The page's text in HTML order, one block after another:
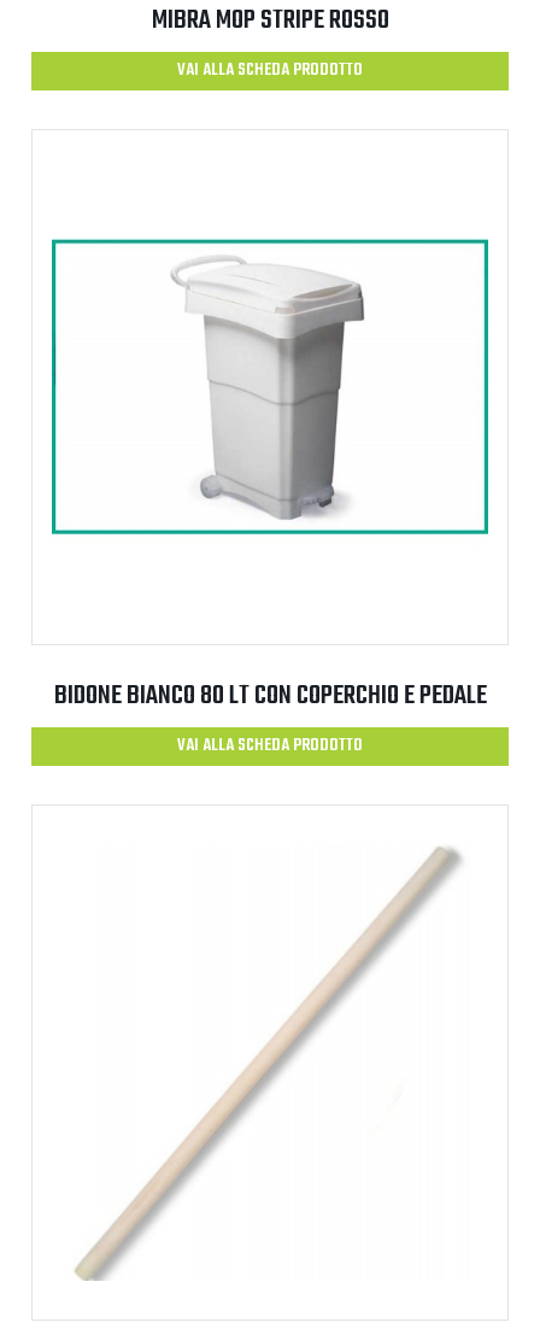
MIBRA MOP STRIPE ROSSO
VAI ALLA SCHEDA PRODOTTO
BIDONE BIANCO 80 LT CON COPERCHIO E PEDALE
VAI ALLA SCHEDA PRODOTTO